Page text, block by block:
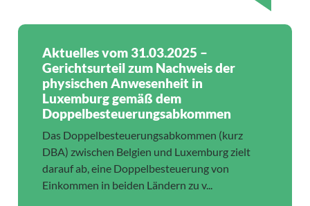
Aktuelles vom 31.03.2025 –
Gerichtsurteil zum Nachweis der
physischen Anwesenheit in
Luxemburg gemäß dem
Doppelbesteuerungsabkommen
Das Doppelbesteuerungsabkommen (kurz
DBA) zwischen Belgien und Luxemburg zielt
darauf ab, eine Doppelbesteuerung von
Einkommen in beiden Ländern zu v...